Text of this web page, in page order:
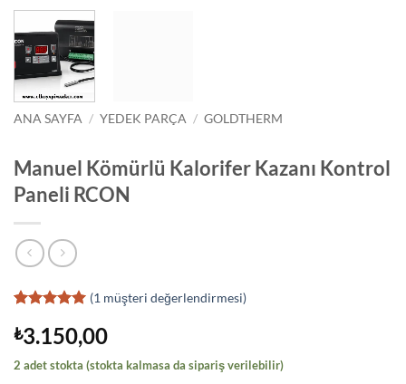
ANA SAYFA / YEDEK PARÇA / GOLDTHERM
Manuel Kömürlü Kalorifer Kazanı Kontrol
Paneli RCON
puanına
dayanarak
5 üzerinden
(1 müşteri değerlendirmesi)
₺3.150,00
2 adet stokta (stokta kalmasa da sipariş verilebilir)